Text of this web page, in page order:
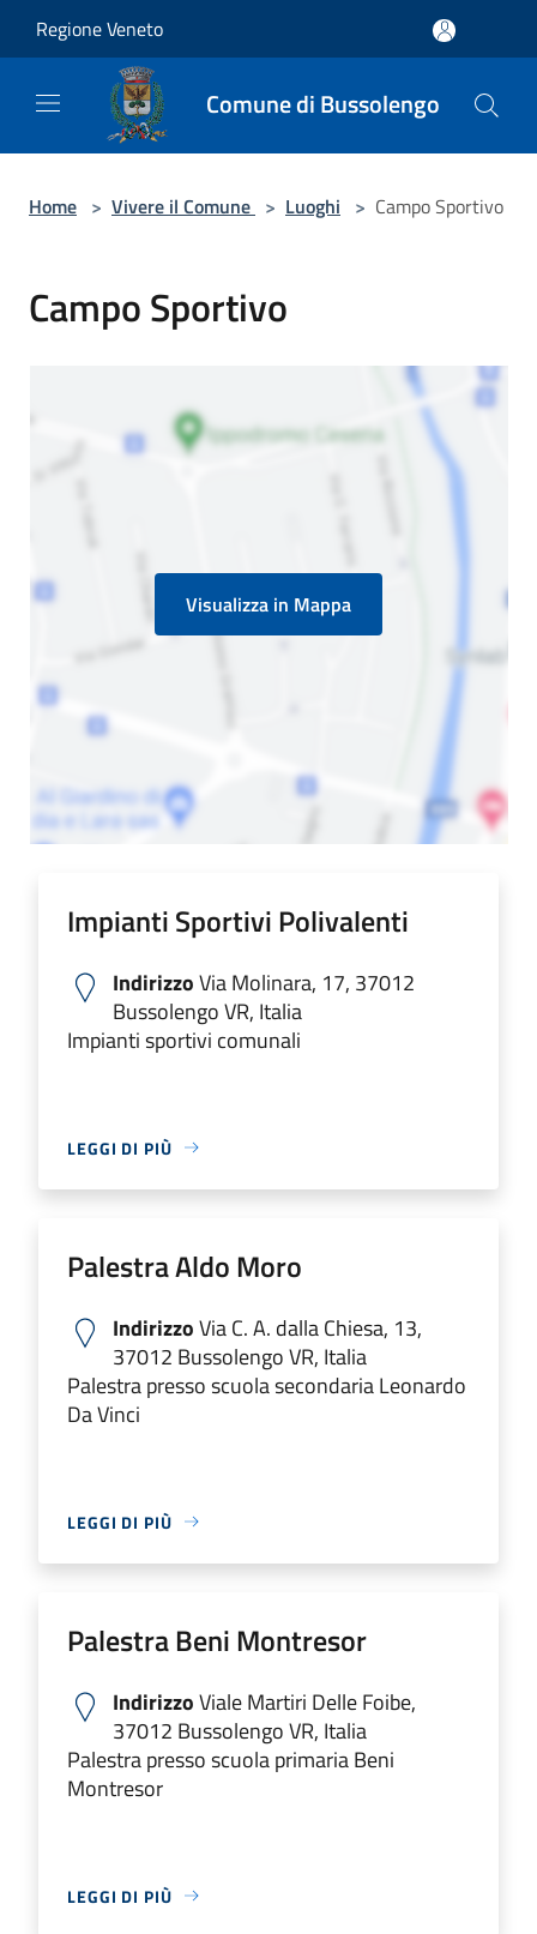
Regione Veneto
Comune di Bussolengo
Home > Vivere il Comune > Luoghi > Campo Sportivo
Campo Sportivo
Visualizza in Mappa
Impianti Sportivi Polivalenti
IndirizzoVia Molinara, 17, 37012
Bussolengo VR, Italia
Impianti sportivi comunali
LEGGI DI PIÙ
Palestra Aldo Moro
IndirizzoVia C. A. dalla Chiesa, 13,
37012 Bussolengo VR, Italia
Palestra presso scuola secondaria Leonardo
Da Vinci
LEGGI DI PIÙ
Palestra Beni Montresor
IndirizzoViale Martiri Delle Foibe,
37012 Bussolengo VR, Italia
Palestra presso scuola primaria Beni
Montresor
LEGGI DI PIÙ